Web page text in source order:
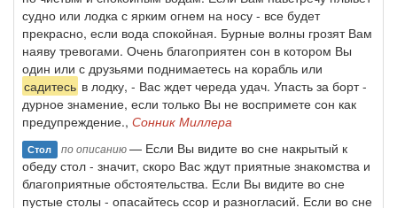
судно или лодка с ярким огнем на носу - все будет
прекрасно, если вода спокойная. Бурные волны грозят Вам
наяву тревогами. Очень благоприятен сон в котором Вы
один или с друзьями поднимаетесь на корабль или
садитесь в лодку, - Вас ждет череда удач. Упасть за борт -
дурное знамение, если только Вы не воспримете сон как
предупреждение., Сонник Миллера
Стол по описанию— Если Вы видите во сне накрытый к
обеду стол - значит, скоро Вас ждут приятные знакомства и
благоприятные обстоятельства. Если Вы видите во сне
пустые столы - опасайтесь ссор и разногласий. Если во сне